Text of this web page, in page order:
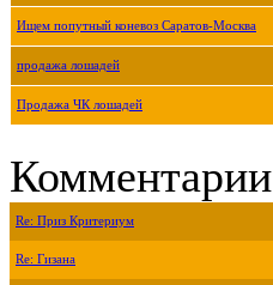
Ищем попутный коневоз Саратов-Москва
продажа лошадей
Продажа ЧК лошадей
Комментарии
Re: Приз Критериум
Re: Гизана